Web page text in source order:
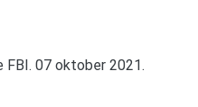
FBI. 07 oktober 2021.